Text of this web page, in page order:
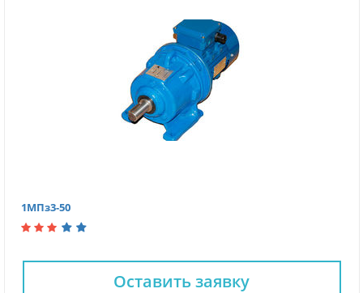
1МПз3-50
Оставить заявку